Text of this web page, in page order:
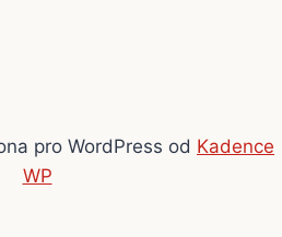
pro WordPress od Kadence
WP